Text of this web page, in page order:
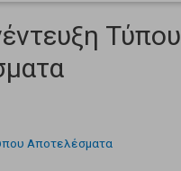
Τύπου
Αποτελέσματα